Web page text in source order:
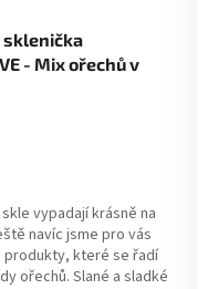
sklenička
- Mix ořechů v
vypadají krásně na
navíc jsme pro vás
které se řadí
ořechů. Slané a sladké